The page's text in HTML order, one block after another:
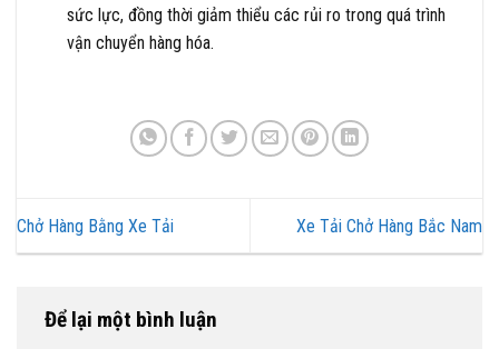
sức lực, đồng thời giảm thiểu các rủi ro trong quá trình
vận chuyển hàng hóa.
Chở Hàng Bằng Xe Tải Xe Tải Chở Hàng Bắc Nam
Để lại một bình luận